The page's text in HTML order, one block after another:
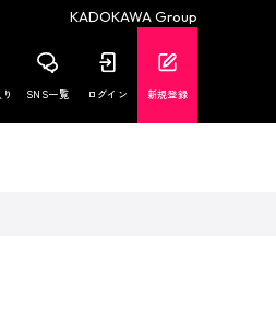
KADOKAWA Group
SNS一覧 ログイン 新規登録